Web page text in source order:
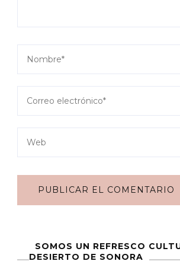
SOMOS UN REFRESCO
DESIERTO DE SONORA